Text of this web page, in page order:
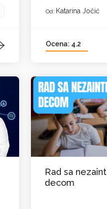
Od: Katarina Jočić
Ocena: 4.2
Rad sa
decom